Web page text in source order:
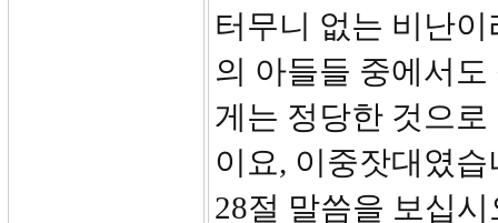
터무니 없는 비난
의 아들들 중에서
게는 정당한 것으
이요, 이중잣대였습
28절 말씀을 보십